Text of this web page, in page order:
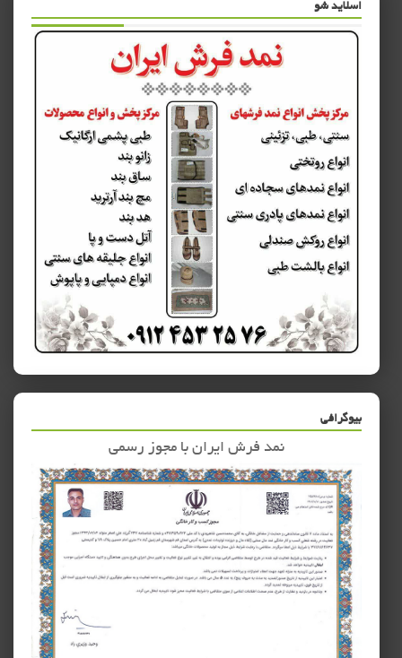
اسلاید شو
بیوگرافی
نمد فرش ایران با مجوز رسمی